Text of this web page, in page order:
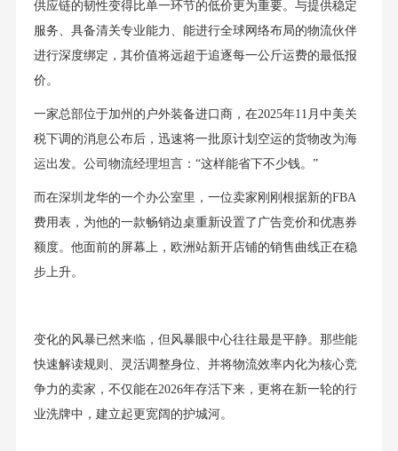
供应链的韧性变得比单一环节的低价更为重要。与提供稳定
服务、具备清关专业能力、能进行全球网络布局的物流伙伴
进行深度绑定，其价值将远超于追逐每一公斤运费的最低报
价。
一家总部位于加州的户外装备进口商，在2025年11月中美关
税下调的消息公布后，迅速将一批原计划空运的货物改为海
运出发。公司物流经理坦言：“这样能省下不少钱。”
而在深圳龙华的一个办公室里，一位卖家刚刚根据新的FBA
费用表，为他的一款畅销边桌重新设置了广告竞价和优惠券
额度。他面前的屏幕上，欧洲站新开店铺的销售曲线正在稳
步上升。
变化的风暴已然来临，但风暴眼中心往往最是平静。那些能
快速解读规则、灵活调整身位、并将物流效率内化为核心竞
争力的卖家，不仅能在2026年存活下来，更将在新一轮的行
业洗牌中，建立起更宽阔的护城河。